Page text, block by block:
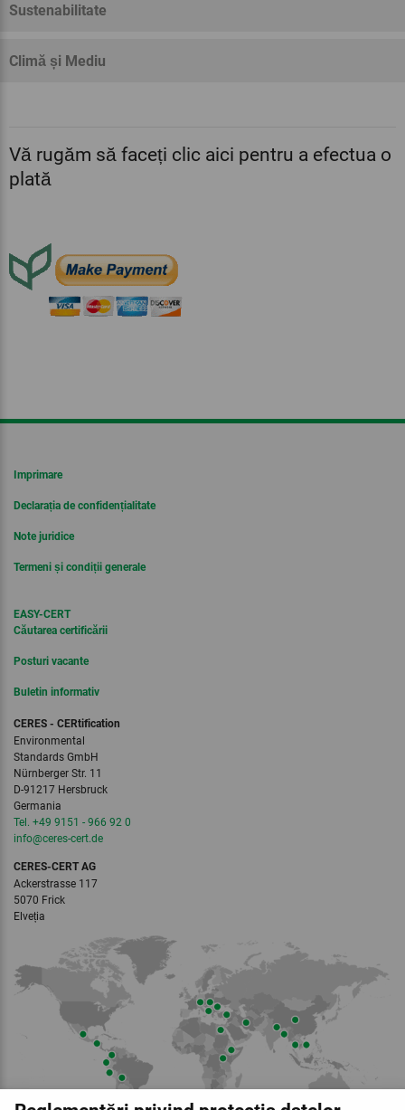
Sustenabilitate
Climă și Mediu
Vă rugăm să faceți clic aici pentru a efectua o
plată
Imprimare
Declarația de confidențialitate
Note juridice
Termeni și condiții generale
EASY-CERT
Căutarea certificării
Posturi vacante
Buletin informativ
CERES - CERtification
Environmental
Standards GmbH
Nürnberger Str. 11
D-91217 Hersbruck
Germania
Tel. +49 9151 - 966 92 0
info@ceres-cert.de
CERES-CERT AG
Ackerstrasse 117
5070 Frick
Elveția